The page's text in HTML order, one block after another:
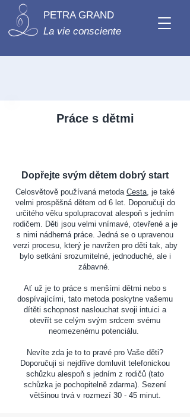
PETRA GRAND
La vie consciente
Práce s dětmi
Dopřejte svým dětem dobrý start
Celosvětově používaná metoda Cesta, je také
velmi prospěšná dětem od 6 let. Doporučuji do
určitého věku spolupracovat alespoň s jedním
rodičem. Děti jsou velmi vnímavé, otevřené a je
s nimi nádherná práce. Jedná se o upravenou
verzi procesu, který je navržen pro děti tak, aby
bylo setkání srozumitelné, jednoduché, ale i
zábavné.
Ať už je to práce s menšími dětmi nebo s
dospívajícími, tato metoda poskytne vašemu
dítěti schopnost naslouchat svoji intuici a
otevřít se celým svým srdcem svému
neomezenému potenciálu.
Nevíte zda je to to pravé pro Vaše děti?
Doporučuji si nejdříve domluvit telefonickou
schůzku alespoň s jedním z rodičů (tato
schůzka je pochopitelně zdarma). Sezení
většinou trvá v rozmezí 30 - 45 minut.